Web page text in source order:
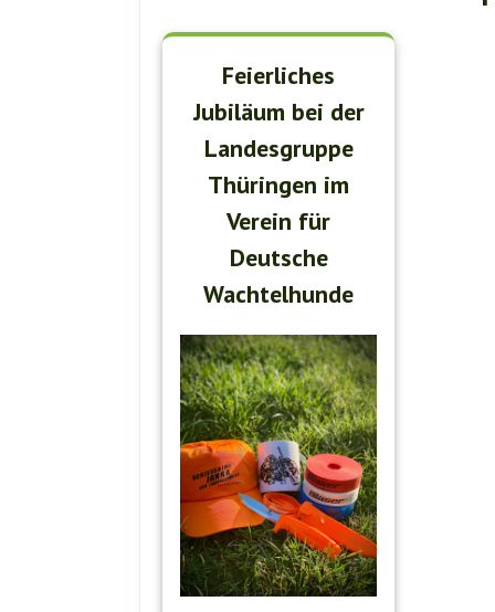
Feierliches
Jubiläum bei der
Landesgruppe
Thüringen im
Verein für
Deutsche
Wachtelhunde